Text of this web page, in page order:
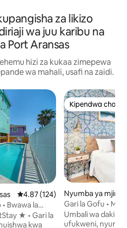
za likizo
wa juu karibu na
Port Aransas
hizi za kukaa zimepewa
wa mahali, usafi na zaidi.
Ukadiriaji wa wastani wa 4.87
4.87 (124)
Bwawa la
Ufukweni
★ • Gari la
kwa
Kipendwa cha
Kipendwa cha
Nyumba ya mjini
Aransas
Gari la Gofu •
Ufukweni •
Umbali wa
ufukweni,